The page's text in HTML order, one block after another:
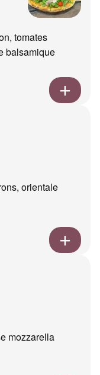
tomates
balsamique
orientale
mozzarella